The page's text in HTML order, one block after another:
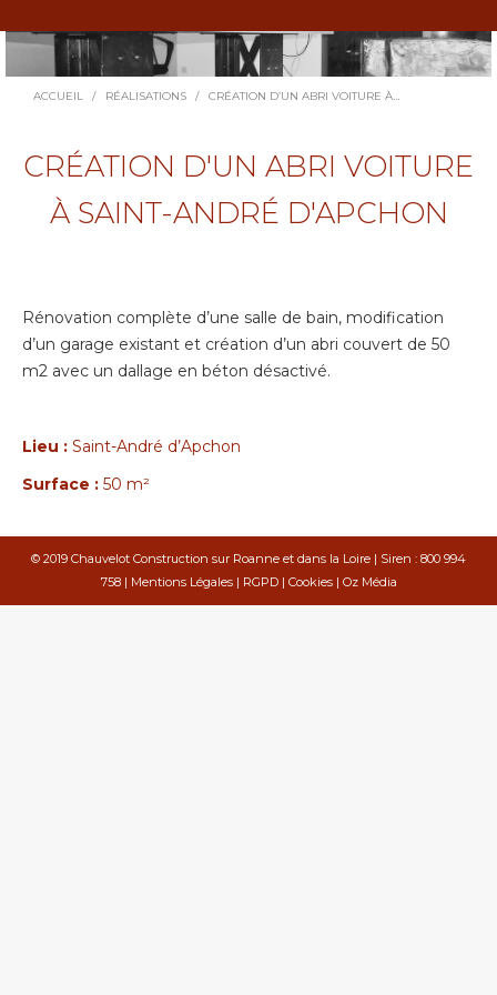
Vous êtes ici :
ACCUEIL RÉALISATIONS CRÉATION D’UN ABRI VOITURE À…
CRÉATION D'UN ABRI VOITURE
À SAINT-ANDRÉ D'APCHON
Rénovation complète d’une salle de bain, modification
d’un garage existant et création d’un abri couvert de 50
m2 avec un dallage en béton désactivé.
Lieu : Saint-André d’Apchon
Surface : 50 m²
© 2019 Chauvelot Construction sur Roanne et dans la Loire | Siren : 800 994
758 | Mentions Légales| RGPD| Cookies| Oz Média